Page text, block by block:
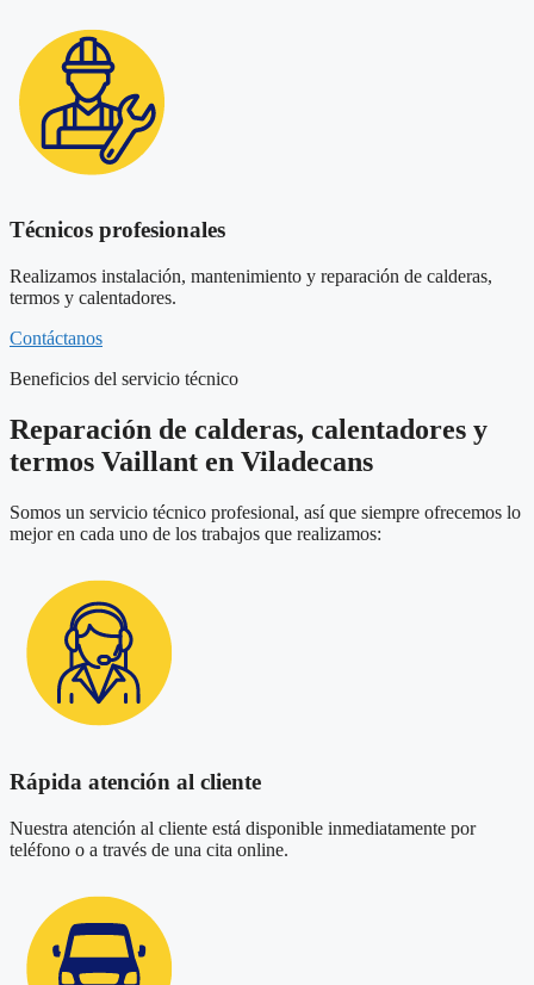
Técnicos profesionales
Realizamos instalación, mantenimiento y reparación de calderas,
termos y calentadores.
Contáctanos
Beneficios del servicio técnico
Reparación de calderas, calentadores y
termos Vaillant en Viladecans
Somos un servicio técnico profesional, así que siempre ofrecemos lo
mejor en cada uno de los trabajos que realizamos:
Rápida atención al cliente
Nuestra atención al cliente está disponible inmediatamente por
teléfono o a través de una cita online.